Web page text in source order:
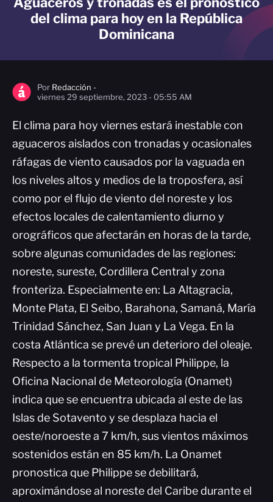
del clima para hoy en la República
Dominicana
Por Redacción -
viernes 29 septiembre, 2023 - 05:55 AM
El clima para hoy viernes estará inestable con
aguaceros aislados con tronadas y ocasionales
ráfagas de viento causados por la vaguada en
los niveles altos y medios de la troposfera, así
como por el flujo de viento del noreste y los
efectos locales de calentamiento diurno y
orográficos que afectarán en horas de la tarde,
sobre algunas comunidades de las regiones:
noreste, sureste, Cordillera Central y zona
fronteriza. Especialmente en: La Altagracia,
Monte Plata, El Seibo, Barahona, Samaná, María
Trinidad Sánchez, San Juan y La Vega. En la
costa Atlántica se prevé un deterioro del oleaje.
Respecto a la tormenta tropical Philippe, la
Oficina Nacional de Meteorología (Onamet)
indica que se encuentra ubicada al este de las
Islas de Sotavento y se desplaza hacia el
oeste/noroeste a 7 km/h, sus vientos máximos
sostenidos están en 85 km/h. La Onamet
pronostica que Philippe se debilitará,
aproximándose al noreste del Caribe durante el